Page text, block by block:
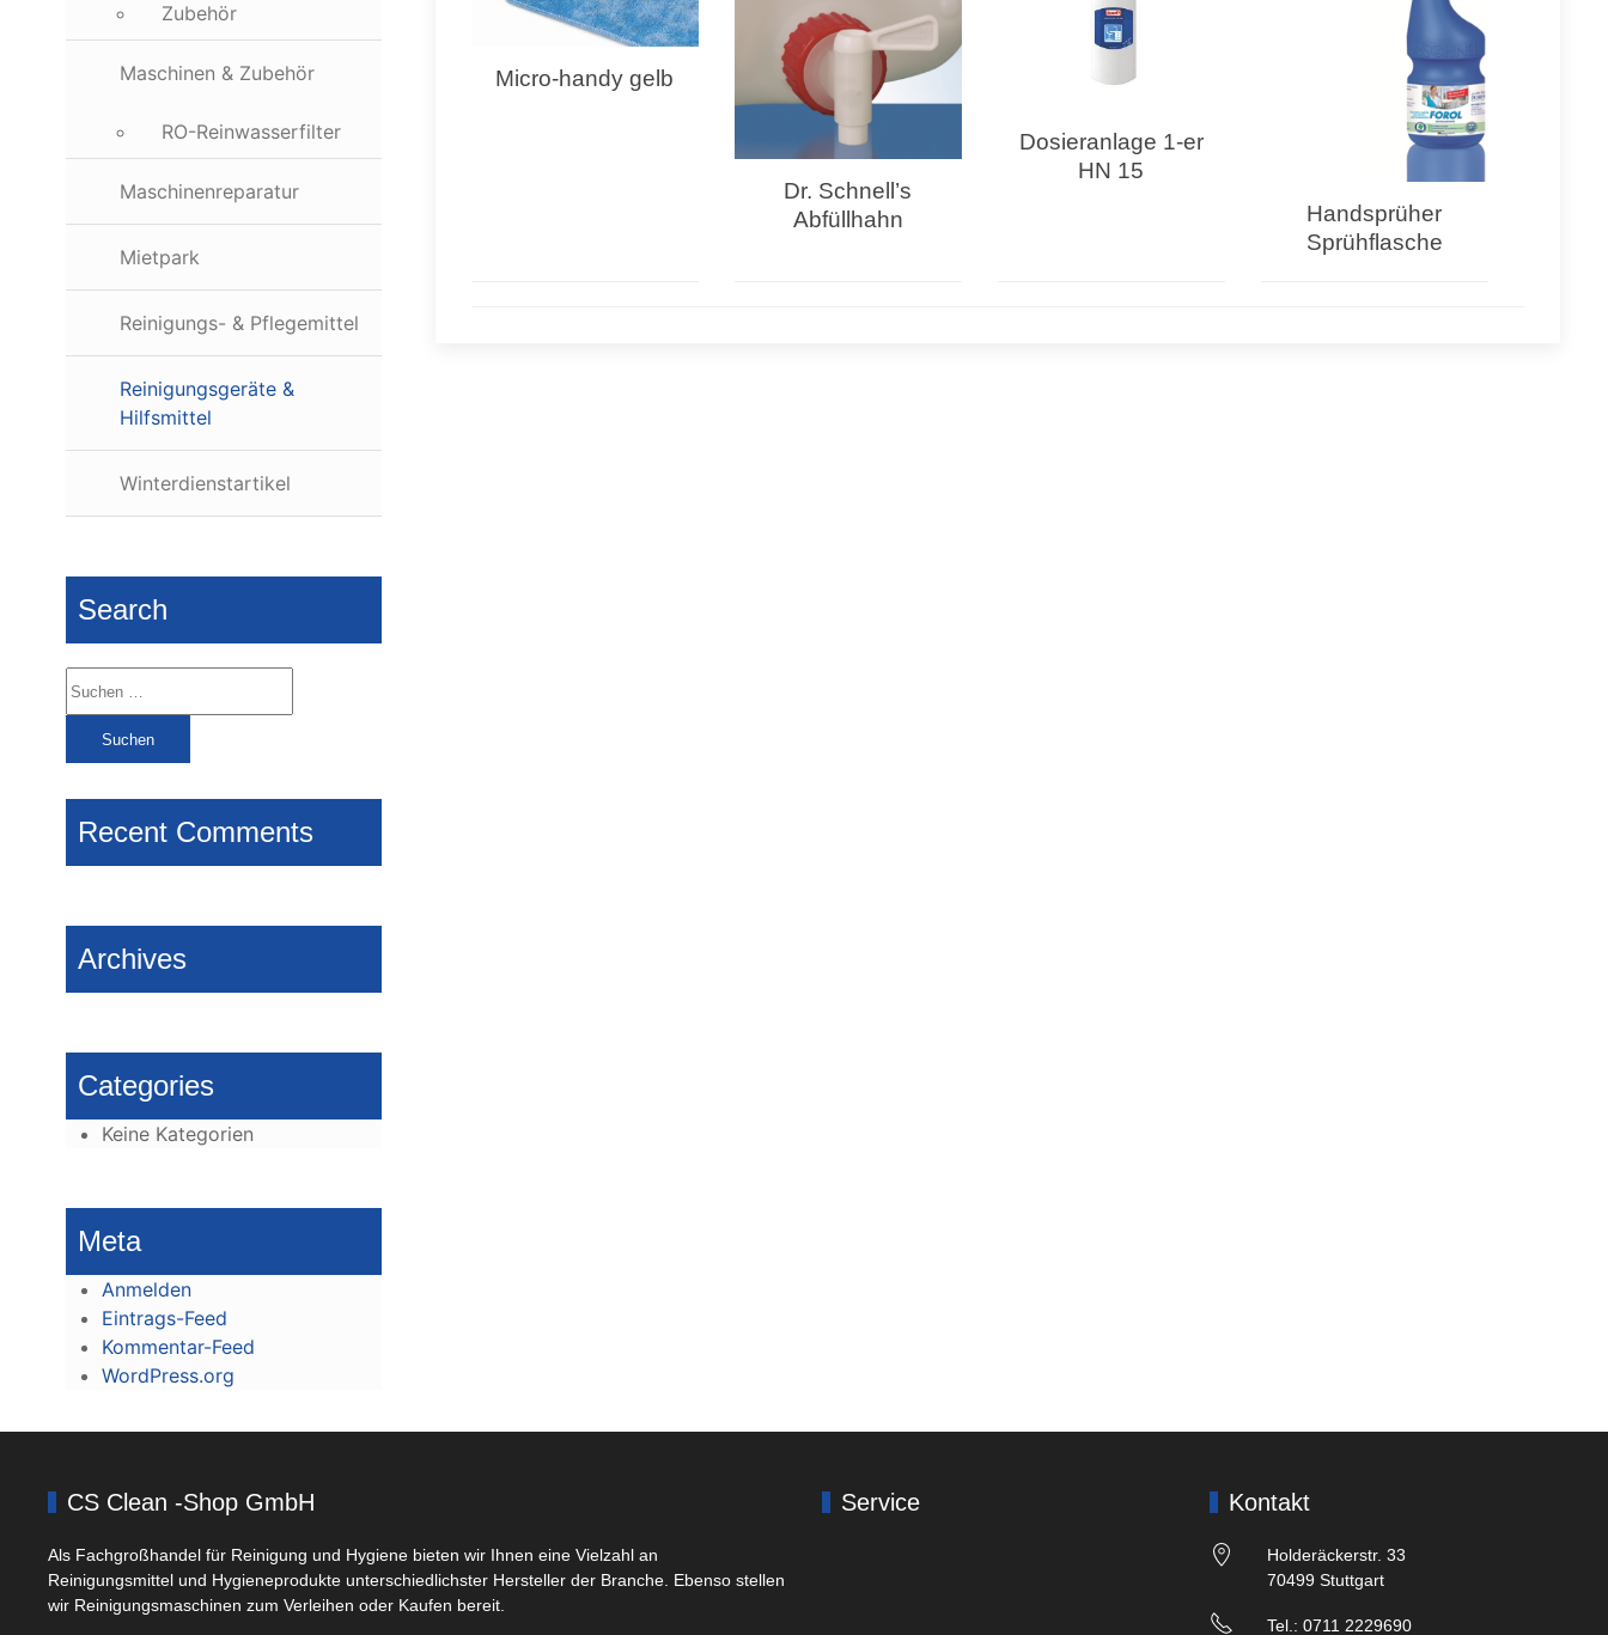
Zubehör
Maschinen & Zubehör
RO-Reinwasserfilter
Maschinenreparatur
Mietpark
Reinigungs- & Pflegemittel
Reinigungsgeräte &
Hilfsmittel
Winterdienstartikel
Search
Suchen
nach:
Recent Comments
Archives
Categories
Keine Kategorien
Meta
Anmelden
Eintrags-Feed
Kommentar-Feed
WordPress.org
Micro-handy gelb
Dr. Schnell’s
Abfüllhahn
Dosieranlage 1-er
HN 15
Handsprüher
Sprühflasche
CS Clean -Shop GmbH
Als Fachgroßhandel für Reinigung und Hygiene bieten wir Ihnen eine Vielzahl an
Reinigungsmittel und Hygieneprodukte unterschiedlichster Hersteller der Branche. Ebenso stellen
wir Reinigungsmaschinen zum Verleihen oder Kaufen bereit.
Service Kontakt
Holderäckerstr. 33
70499 Stuttgart
Tel.: 0711 2229690